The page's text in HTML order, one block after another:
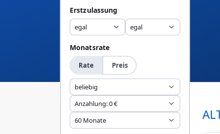
Erstzulassung
egal egal
Monatsrate
Rate Preis
beliebig
Anzahlung: 0 €
60 Monate